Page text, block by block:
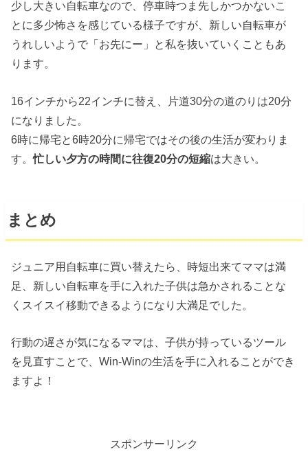
少し大きい自転車なので、停車時つま先しかつかないこ
とに多少怖さを感じている様子ですが、新しい自転車が
うれしいようで「お先にー」と私を抜いていくこともあ
ります。
16インチから22インチに替え、片道30分の道のりは20分
になりました。
6時に帰宅と6時20分に帰宅ではその後の生活が変わりま
す。忙しい夕方の時間に往復20分の短縮は大きい。
まとめ
ジュニア用自転車に買い替えたら、時短出来てママは満
足、新しい自転車を手に入れた子供は急かされることな
くスイスイ移動できるようになり大満足でした。
行動の遅さが気になるママは、子供が持っているツール
を見直すことで、Win-Winの生活を手に入れることができ
ますよ！
スポンサーリンク